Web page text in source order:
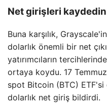
Net girişleri kaydedin
Buna karşılık,
dolarlık önemli bir net
yatırımcıların
ortaya koydu. 17
spot Bitcoin (BTC)
dolarlık net giriş bildirdi.